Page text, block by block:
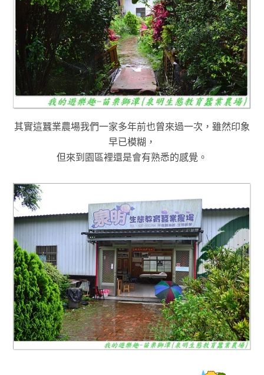
其實這蠶業農場我們一家多年前也曾來過一次，雖然印象
早已模糊 ，
但來到園區裡還是會有熟悉的感覺 。